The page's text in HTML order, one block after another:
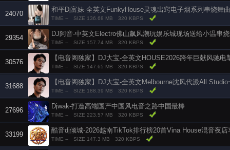
24070
和平Dj富妹-全英文FunkyHouse灵魂出窍电子烟系列串烧舞曲
TIME -- SIZE 136.68 MB 320 KBPS
29354
DJ阿音-中英文Electro佛山飙风潮玩娱乐城现场送给小温串
TIME -- SIZE 157.74 MB 320 KBPS
30576
TIME -- SIZE 147.65 MB 320 KBPS
31688
TIME -- SIZE 188.39 MB 320 KBPS
27696
Djwak-打造高端国产中国风电音之路中国最棒
TIME -- SIZE 223.57 MB 320 KBPS
33199
酷音dj倾城-2026越南TikTok排行榜20首Vina House混音夜
TIME -- SIZE 147.3 MB 320 KBPS